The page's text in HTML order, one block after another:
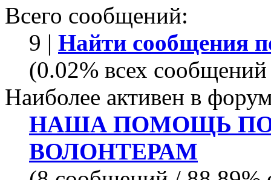
Всего сообщений:
9 | Найти сообщения
(0.02% всех
Наиболее активен в
НАША ПОМОЩЬ
ВОЛОНТЕРАМ